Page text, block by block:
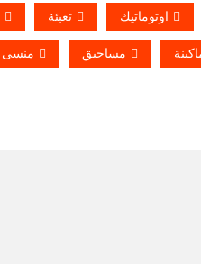
اوتوماتيك تعبئة
مساحيق منسى